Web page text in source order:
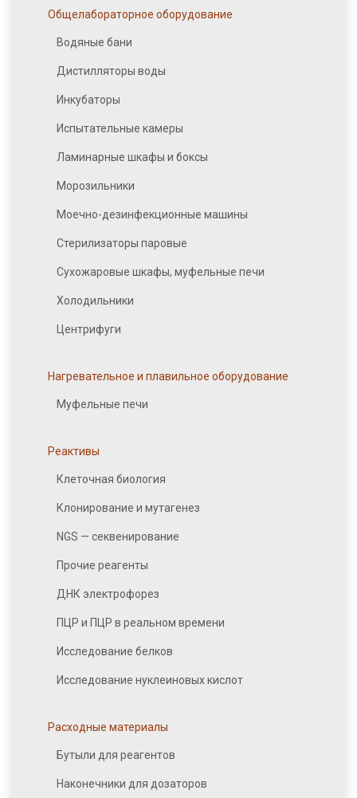
Общелабораторное оборудование
Водяные бани
Дистилляторы воды
Инкубаторы
Испытательные камеры
Ламинарные шкафы и боксы
Морозильники
Моечно-дезинфекционные машины
Стерилизаторы паровые
Сухожаровые шкафы, муфельные печи
Холодильники
Центрифуги
Нагревательное и плавильное оборудование
Муфельные печи
Реактивы
Клеточная биология
Клонирование и мутагенез
NGS — секвенирование
Прочие реагенты
ДНК электрофорез
ПЦР и ПЦР в реальном времени
Исследование белков
Исследование нуклеиновых кислот
Расходные материалы
Бутыли для реагентов
Наконечники для дозаторов